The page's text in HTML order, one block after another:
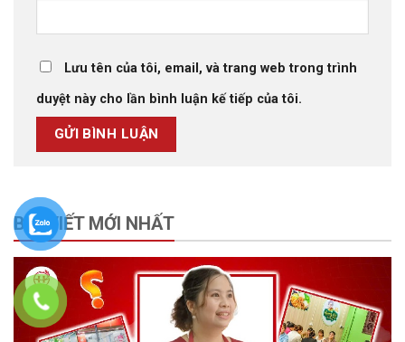
Lưu tên của tôi, email, và trang web trong trình
duyệt này cho lần bình luận kế tiếp của tôi.
BÀI VIẾT MỚI NHẤT